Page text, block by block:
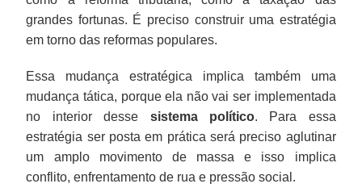
grandes fortunas. É preciso construir uma estratégia
em torno das reformas populares.
Essa mudança estratégica implica também uma
mudança tática, porque ela não vai ser implementada
no interior desse sistema político. Para essa
estratégia ser posta em prática será preciso aglutinar
um amplo movimento de massa e isso implica
conflito, enfrentamento de rua e pressão social.